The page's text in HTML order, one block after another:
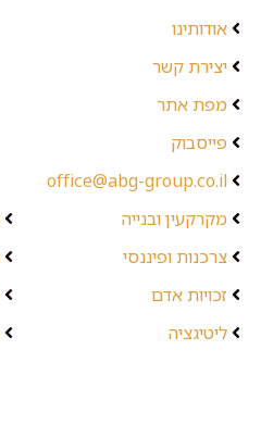
אודותינו
יצירת קשר
מפת אתר
פייסבוק
office@abg-group.co.il
מקרקעין ובנייה
צרכנות ופיננסי
זכויות אדם
ליטיגציה